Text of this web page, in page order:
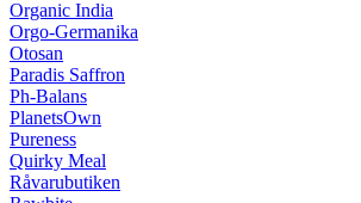
Organic India
Orgo-Germanika
Otosan
Paradis Saffron
Ph-Balans
PlanetsOwn
Pureness
Quirky Meal
Råvarubutiken